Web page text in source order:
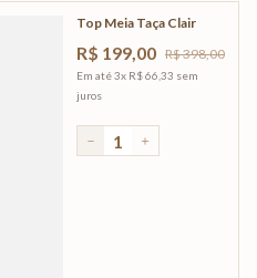
Top Meia Taça Clair
R$ 199,00 R$398,00
Em até3x R$66 33 sem
juros
＋
－